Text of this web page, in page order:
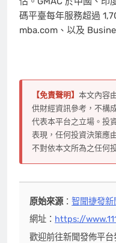
碼平臺每年服務超過
mba.com、以及
【免責聲明】 本文內容
供財經資訊參考，不構
代表本平台之立場。投
表現，任何投資決策應
不對依本文所為之任何
原始來源：智聞捷發新
網址： https://
歡迎前往新聞發佈平台